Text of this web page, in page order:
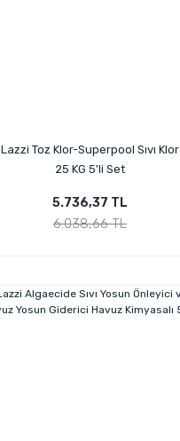
Lazzi Toz Klor-Superpool Sıvı Klor
25 KG 5'li Set
5.736,37 TL
6.038,66 TL